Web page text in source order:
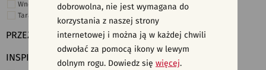
Wnętrza komercyjne
Taras i ogród
PRZEZNACZENIE
INSPIRACJE
dobrowolna, nie jest wymagana do
korzystania z naszej strony
internetowej i można ją w każdej chwili
odwołać za pomocą ikony w lewym
dolnym rogu. Dowiedz się więcej.